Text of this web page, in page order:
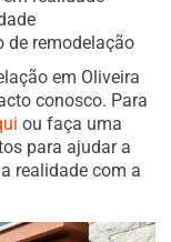
de remodelação
em Oliveira
conosco. Para
ou faça uma
para ajudar a
realidade com a